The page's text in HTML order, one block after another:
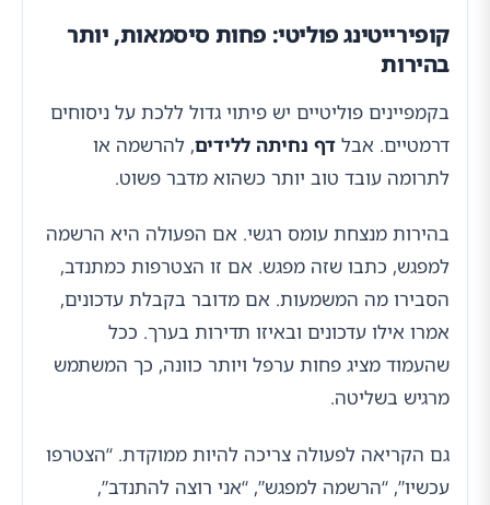
קופירייטינג פוליטי: פחות סיסמאות, יותר
בהירות
בקמפיינים פוליטיים יש פיתוי גדול ללכת על ניסוחים
דרמטיים. אבל דף נחיתה ללידים, להרשמה או
לתרומה עובד טוב יותר כשהוא מדבר פשוט.
בהירות מנצחת עומס רגשי. אם הפעולה היא הרשמה
למפגש, כתבו שזה מפגש. אם זו הצטרפות כמתנדב,
הסבירו מה המשמעות. אם מדובר בקבלת עדכונים,
אמרו אילו עדכונים ובאיזו תדירות בערך. ככל
שהעמוד מציג פחות ערפל ויותר כוונה, כך המשתמש
מרגיש בשליטה.
גם הקריאה לפעולה צריכה להיות ממוקדת. “הצטרפו
עכשיו”, “הרשמה למפגש”, “אני רוצה להתנדב”,